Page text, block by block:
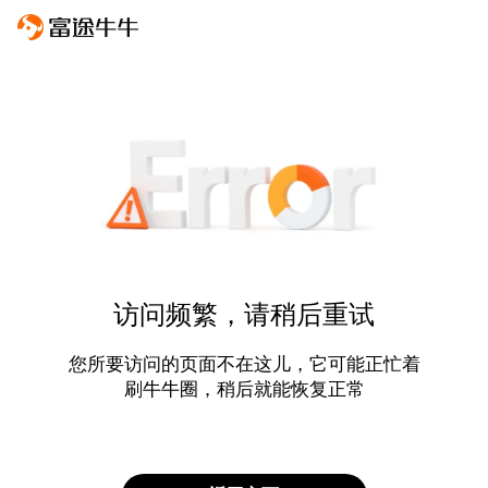
访问频繁，请稍后重试
您所要访问的页面不在这儿，它可能正忙着
刷牛牛圈，稍后就能恢复正常